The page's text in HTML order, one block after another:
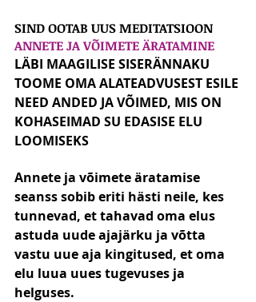
SIND OOTAB UUS MEDITATSIOON
ANNETE JA VÕIMETE ÄRATAMINE
LÄBI MAAGILISE SISERÄNNAKU
TOOME OMA ALATEADVUSEST ESILE
NEED ANDED JA VÕIMED, MIS ON
KOHASEIMAD SU EDASISE ELU
LOOMISEKS
Annete ja võimete äratamise
seanss sobib eriti hästi neile, kes
tunnevad, et tahavad oma elus
astuda uude ajajärku ja võtta
vastu uue aja kingitused, et oma
elu luua uues tugevuses ja
helguses.